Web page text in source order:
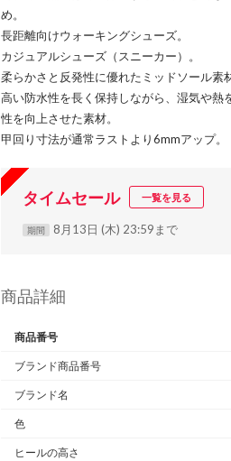
め。
長距離向けウォーキングシューズ。
カジュアルシューズ（スニーカー）。
柔らかさと反発性に優れたミッドソール素材
高い防水性を長く保持しながら、湿気や熱
性を向上させた素材。
甲回り寸法が通常ラストより6mmアップ。
タイムセール 一覧を見る
期間 8月13日 (木) 23:59まで
商品詳細
商品番号
ブランド商品番号
ブランド名
色
ヒールの高さ